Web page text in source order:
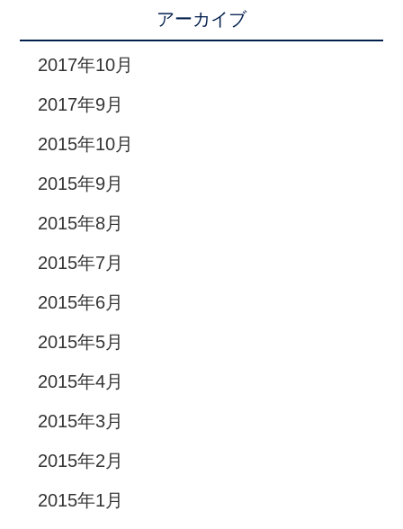
アーカイブ
2017年10月
2017年9月
2015年10月
2015年9月
2015年8月
2015年7月
2015年6月
2015年5月
2015年4月
2015年3月
2015年2月
2015年1月